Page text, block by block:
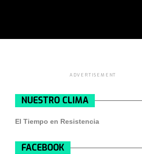
ADVERTISEMENT
NUESTRO CLIMA
El Tiempo en Resistencia
FACEBOOK